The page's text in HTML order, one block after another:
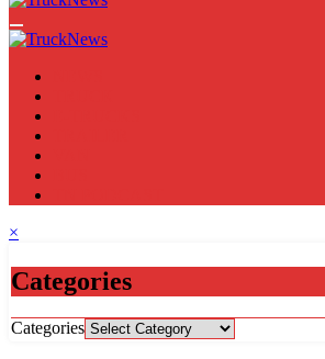
×
Categories
Categories